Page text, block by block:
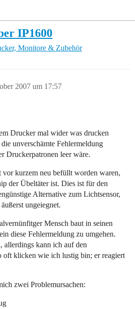
IP1600
Monitore & Zubehör
2007 um 17:57
Drucker mal wider was drucken
unverschämte Fehlermeldung
Druckerpatronen leer wäre.
vor kurzem neu befüllt worden waren,
der Übeltäter ist. Dies ist für den
Alternative zum Lichtsensor,
ungeiegnet.
Mensch baut in seinen
diese Fehlermeldung zu umgehen.
allerdings kann ich auf den
oft klicken wie ich lustig bin; er reagiert
zwei Problemursachen: